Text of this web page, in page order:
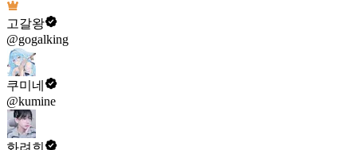
고갈왕
@gogalking
쿠미네
@kumine
화려희